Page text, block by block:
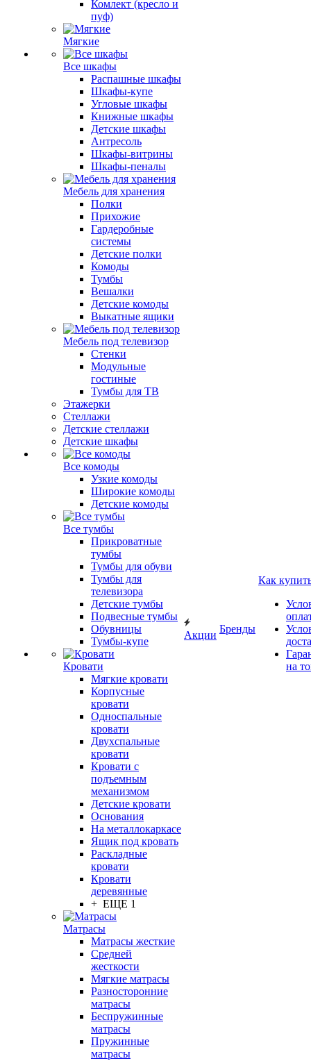
Комлект (кресло и
пуф)
Мягкие
Все шкафы
Распашные шкафы
Шкафы-купе
Угловые шкафы
Книжные шкафы
Детские шкафы
Антресоль
Шкафы-витрины
Шкафы-пеналы
Мебель для хранения
Полки
Прихожие
Гардеробные
системы
Детские полки
Комоды
Тумбы
Вешалки
Детские комоды
Выкатные ящики
Мебель под телевизор
Стенки
Модульные
гостиные
Тумбы для ТВ
Этажерки
Стеллажи
Детские стеллажи
Детские шкафы
Все комоды
Узкие комоды
Широкие комоды
Детские комоды
Все тумбы
Прикроватные
тумбы
Тумбы для обуви
Тумбы для
телевизора
Детские тумбы
Подвесные тумбы
Обувницы
Тумбы-купе
Кровати
Мягкие кровати
Корпусные
кровати
Односпальные
кровати
Двухспальные
кровати
Кровати с
подъемным
механизмом
Детские кровати
Основания
На металлокаркасе
Ящик под кровать
Раскладные
кровати
Кровати
деревянные
+ ЕЩЕ 1
Матрасы
Матрасы жесткие
Средней
жесткости
Мягкие матрасы
Разносторонние
матрасы
Беспружинные
матрасы
Пружинные
матрасы
Акции
Бренды
Как
на